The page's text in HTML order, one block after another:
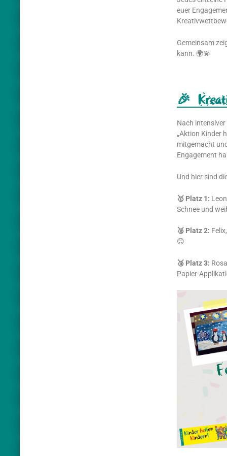
euer
Gemeinsam
kann. 🌍💫
🎉
Nach
„Aktion Kinder
mitgemacht
Engagement
Und hier sind
🥇 Platz 1:
Schnee und
🥈 Platz 2:
😊
🥉 Platz 3:
Papier-